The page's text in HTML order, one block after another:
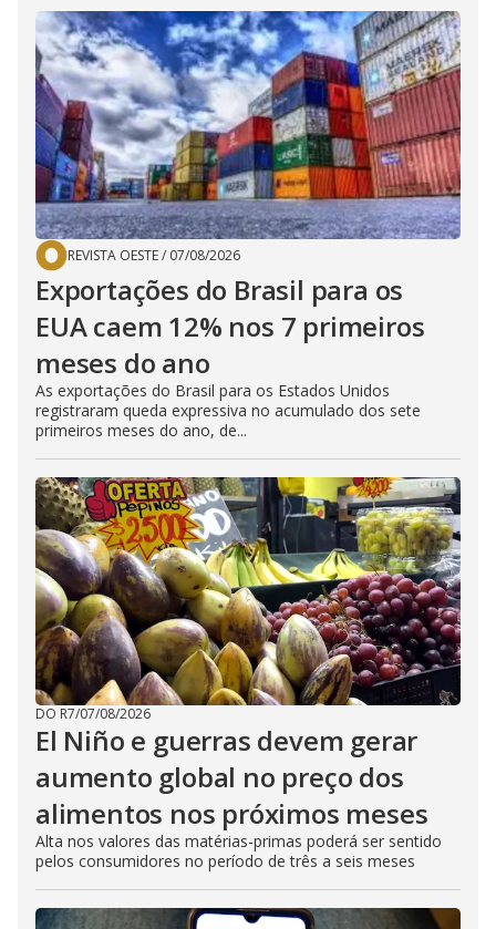
REVISTA OESTE/ 07/08/2026
Exportações do Brasil para os
EUA caem 12% nos 7 primeiros
meses do ano
As exportações do Brasil para os Estados Unidos
registraram queda expressiva no acumulado dos sete
primeiros meses do ano, de...
DO R7/07/08/2026
El Niño e guerras devem gerar
aumento global no preço dos
alimentos nos próximos meses
Alta nos valores das matérias-primas poderá ser sentido
pelos consumidores no período de três a seis meses